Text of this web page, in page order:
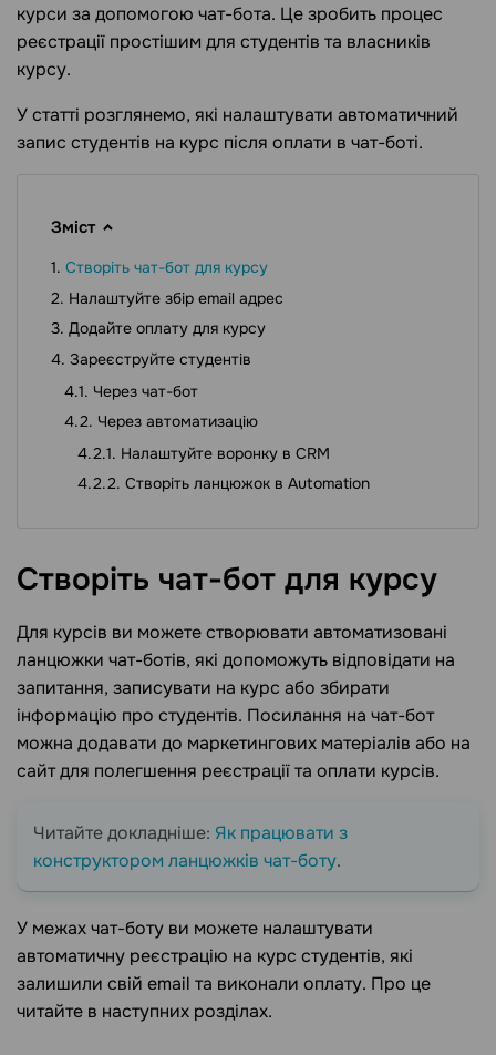
курси за допомогою чат-бота. Це зробить процес
реєстрації простішим для студентів та власників
курсу.
У статті розглянемо, які налаштувати автоматичний
запис студентів на курс після оплати в чат-боті.
Зміст
Створіть чат-бот для курсу
Налаштуйте збір email адрес
Додайте оплату для курсу
Зареєструйте студентів
Через чат-бот
Через автоматизацію
Налаштуйте воронку в CRM
Створіть ланцюжок в Аutomation
Створіть чат-бот для курсу
Для курсів ви можете створювати автоматизовані
ланцюжки чат-ботів, які допоможуть відповідати на
запитання, записувати на курс або збирати
інформацію про студентів. Посилання на чат-бот
можна додавати до маркетингових матеріалів або на
сайт для полегшення реєстрації та оплати курсів.
Читайте докладніше: Як працювати з
конструктором ланцюжків чат-боту.
У межах чат-боту ви можете налаштувати
автоматичну реєстрацію на курс студентів, які
залишили свій email та виконали оплату. Про це
читайте в наступних розділах.